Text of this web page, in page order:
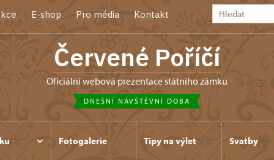
E-shop Pro média Kontakt
Červené Poříčí
oficiální webová prezentace státního zámku
DNEŠNÍ NÁVŠTĚVNÍ DOBA
Fotogalerie Tipy na výlet Svatby